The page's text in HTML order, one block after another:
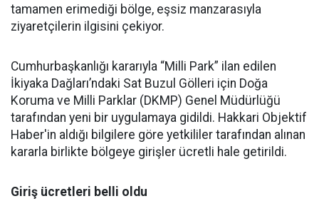
tamamen erimediği bölge, eşsiz manzarasıyla
ziyaretçilerin ilgisini çekiyor.
Cumhurbaşkanlığı kararıyla “Milli Park” ilan edilen
İkiyaka Dağları’ndaki Sat Buzul Gölleri için Doğa
Koruma ve Milli Parklar (DKMP) Genel Müdürlüğü
tarafından yeni bir uygulamaya gidildi. Hakkari Objektif
Haber'in aldığı bilgilere göre yetkililer tarafından alınan
kararla birlikte bölgeye girişler ücretli hale getirildi.
Giriş ücretleri belli oldu